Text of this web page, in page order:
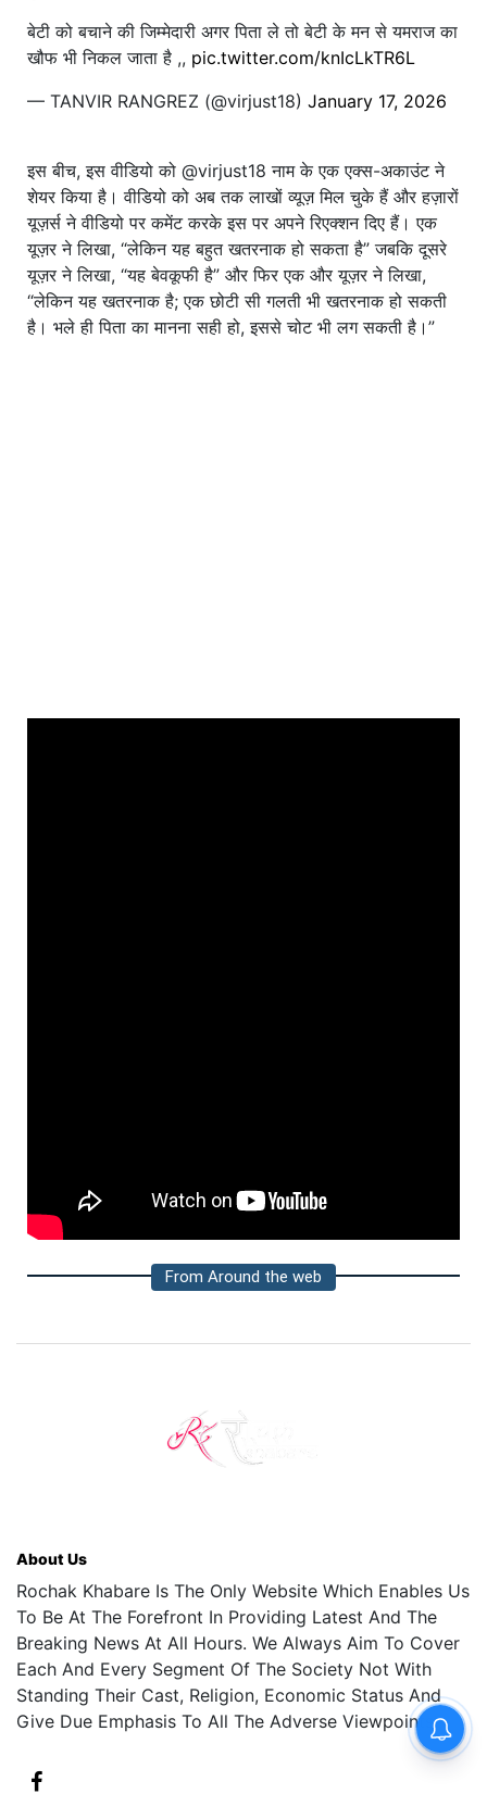
बेटी को बचाने की जिम्मेदारी अगर पिता ले तो बेटी के मन से यमराज का
खौफ भी निकल जाता है ,, pic.twitter.com/knIcLkTR6L
— TANVIR RANGREZ (@virjust18) January 17, 2026
इस बीच, इस वीडियो को @virjust18 नाम के एक एक्स-अकाउंट ने
शेयर किया है। वीडियो को अब तक लाखों व्यूज़ मिल चुके हैं और हज़ारों
यूज़र्स ने वीडियो पर कमेंट करके इस पर अपने रिएक्शन दिए हैं। एक
यूज़र ने लिखा, “लेकिन यह बहुत खतरनाक हो सकता है” जबकि दूसरे
यूज़र ने लिखा, “यह बेवकूफी है” और फिर एक और यूज़र ने लिखा,
“लेकिन यह खतरनाक है; एक छोटी सी गलती भी खतरनाक हो सकती
है। भले ही पिता का मानना ​​सही हो, इससे चोट भी लग सकती है।”
From Around the web
About Us
Rochak Khabare Is The Only Website Which Enables Us
To Be At The Forefront In Providing Latest And The
Breaking News At All Hours. We Always Aim To Cover
Each And Every Segment Of The Society Not With
Standing Their Cast, Religion, Economic Status And
Give Due Emphasis To All The Adverse Viewpoints.